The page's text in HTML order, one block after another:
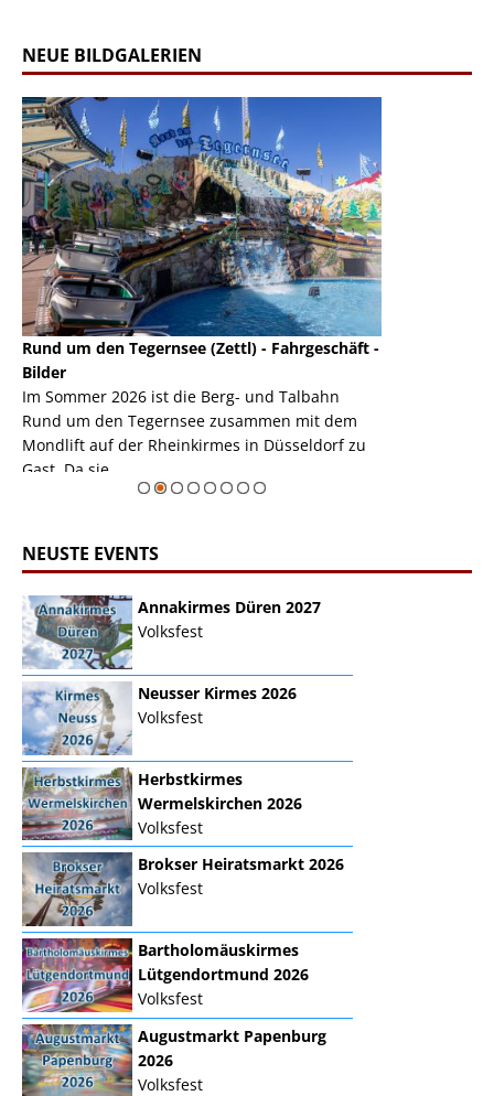
NEUE BILDGALERIEN
Rund um den Tegernsee (Zettl) - Fahrgeschäft -
Bilder
Im Sommer 2026 ist die Berg- und Talbahn
Rund um den Tegernsee zusammen mit dem
Mondlift auf der Rheinkirmes in Düsseldorf zu
Gast. Da sie ...
NEUSTE EVENTS
Annakirmes Düren 2027
Volksfest
Neusser Kirmes 2026
Volksfest
Herbstkirmes
Wermelskirchen 2026
Volksfest
Brokser Heiratsmarkt 2026
Volksfest
Bartholomäuskirmes
Lütgendortmund 2026
Volksfest
Augustmarkt Papenburg
2026
Volksfest